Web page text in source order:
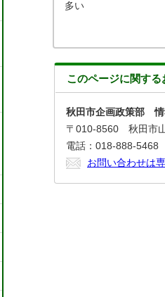
多い
このページに関する
秋田市企画政策部
〒010-8560 秋田市
電話：018-888-5468
お問い合わせは